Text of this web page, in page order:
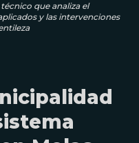
que analiza el
y las intervenciones